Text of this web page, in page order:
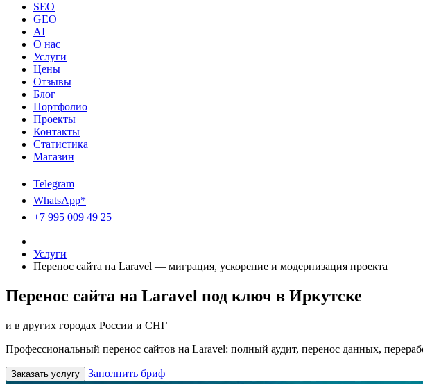
SEO
GEO
AI
О нас
Услуги
Цены
Отзывы
Блог
Портфолио
Проекты
Контакты
Статистика
Магазин
Telegram
WhatsApp*
+7 995 009 49 25
Услуги
Перенос сайта на Laravel — миграция, ускорение и модернизация проекта
Перенос сайта на Laravel под ключ в Иркутске
и в других городах России и СНГ
Профессиональный перенос сайтов на Laravel: полный аудит, перенос данных,
Заказать услугу Заполнить бриф